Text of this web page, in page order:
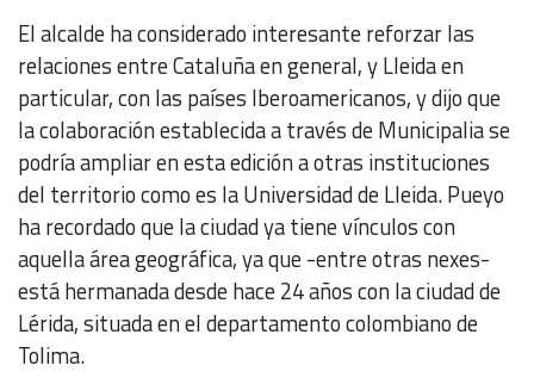
El alcalde ha considerado interesante reforzar las
relaciones entre Cataluña en general, y Lleida en
particular, con las países Iberoamericanos, y dijo que
la colaboración establecida a través de Municipalia se
podría ampliar en esta edición a otras instituciones
del territorio como es la Universidad de Lleida. Pueyo
ha recordado que la ciudad ya tiene vínculos con
aquella área geográfica, ya que -entre otras nexes-
está hermanada desde hace 24 años con la ciudad de
Lérida, situada en el departamento colombiano de
Tolima.